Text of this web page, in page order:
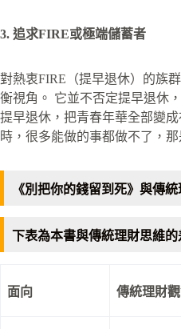
3. 追求FIRE或極端儲蓄者
對熱衷FIRE（提早退休）的族
衡視角。 它並不否定提早退休
提早退休，把青春年華全部變
時，很多能做的事都做不了，
《別把你的錢留到死》與傳
下表為本書與傳統理財思維的
面向 傳統理財